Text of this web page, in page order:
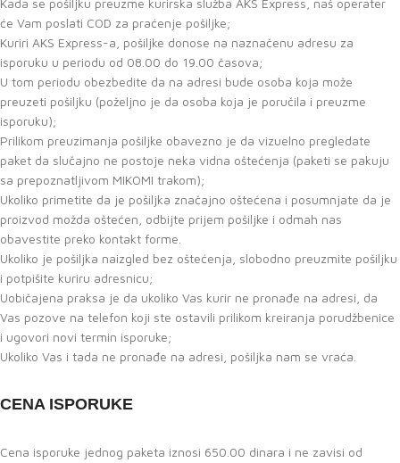
Kada se pošiljku preuzme kurirska služba AKS Express, naš operater
će Vam poslati COD za praćenje pošiljke;
Kuriri AKS Express-a, pošiljke donose na naznačenu adresu za
isporuku u periodu od 08.00 do 19.00 časova;
U tom periodu obezbedite da na adresi bude osoba koja može
preuzeti pošiljku (poželjno je da osoba koja je poručila i preuzme
isporuku);
Prilikom preuzimanja pošiljke obavezno je da vizuelno pregledate
paket da slučajno ne postoje neka vidna oštećenja (paketi se pakuju
sa prepoznatljivom MIKOMI trakom);
Ukoliko primetite da je pošiljka značajno oštećena i posumnjate da je
proizvod možda oštećen, odbijte prijem pošiljke i odmah nas
obavestite preko kontakt forme.
Ukoliko je pošiljka naizgled bez oštećenja, slobodno preuzmite pošiljku
i potpišite kuriru adresnicu;
Uobičajena praksa je da ukoliko Vas kurir ne pronađe na adresi, da
Vas pozove na telefon koji ste ostavili prilikom kreiranja porudžbenice
i ugovori novi termin isporuke;
Ukoliko Vas i tada ne pronađe na adresi, pošiljka nam se vraća.
CENA ISPORUKE
Cena isporuke jednog paketa iznosi 650.00 dinara i ne zavisi od